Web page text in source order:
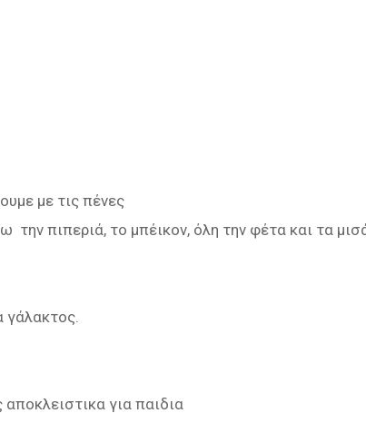
με τις πένες
πιπεριά, το μπέικον, όλη την φέτα και τα
γάλακτος.
για παιδια